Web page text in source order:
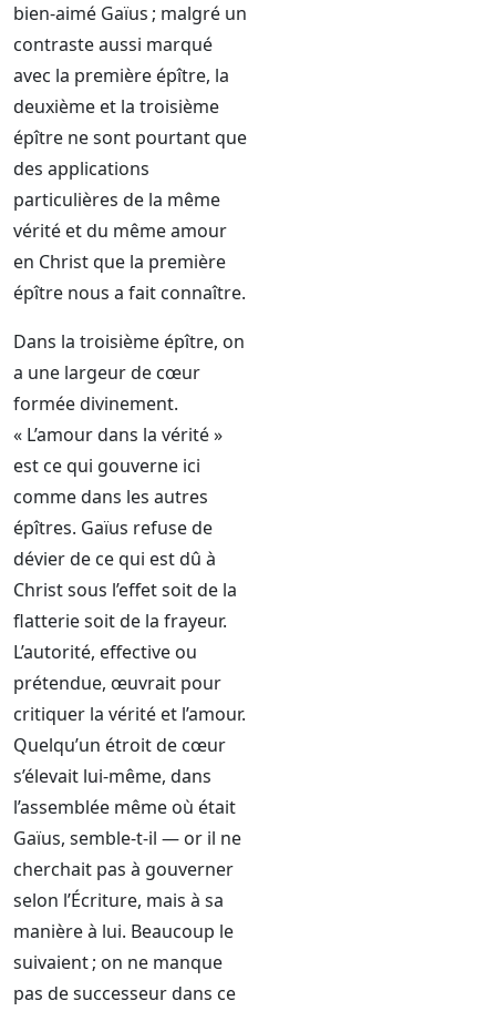
bien-aimé Gaïus ; malgré un
contraste aussi marqué
avec la première épître, la
deuxième et la troisième
épître ne sont pourtant que
des applications
particulières de la même
vérité et du même amour
en Christ que la première
épître nous a fait connaître.
Dans la troisième épître, on
a une largeur de cœur
formée divinement.
« L’amour dans la vérité »
est ce qui gouverne ici
comme dans les autres
épîtres. Gaïus refuse de
dévier de ce qui est dû à
Christ sous l’effet soit de la
flatterie soit de la frayeur.
L’autorité, effective ou
prétendue, œuvrait pour
critiquer la vérité et l’amour.
Quelqu’un étroit de cœur
s’élevait lui-même, dans
l’assemblée même où était
Gaïus, semble-t-il — or il ne
cherchait pas à gouverner
selon l’Écriture, mais à sa
manière à lui. Beaucoup le
suivaient ; on ne manque
pas de successeur dans ce